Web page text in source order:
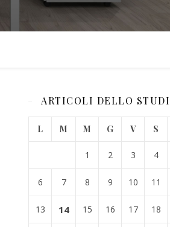
ARTICOLI DELLO
L M M G V S
1 2 3 4
6 7 8 9 10 11
13 14 15 16 17 18